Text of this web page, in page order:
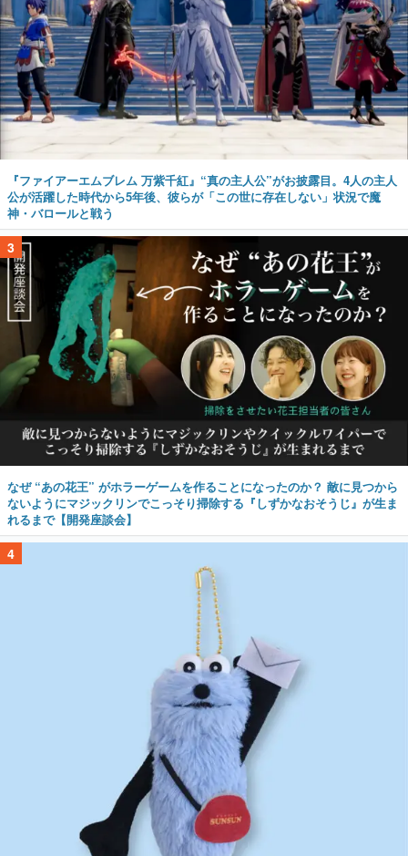
『ファイアーエムブレム 万紫千紅』“真の主人公”がお披露目。4人の主人
公が活躍した時代から5年後、彼らが「この世に存在しない」状況で魔
神・バロールと戦う
3
なぜ “あの花王” がホラーゲームを作ることになったのか？ 敵に見つから
ないようにマジックリンでこっそり掃除する『しずかなおそうじ』が生ま
れるまで【開発座談会】
4